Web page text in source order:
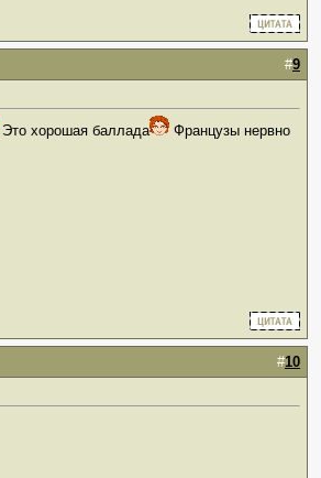
#9
Это хорошая баллада
Французы нервно
#10